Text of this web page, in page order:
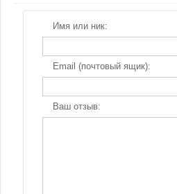
Имя или ник:
Email (почтовый ящик):
Ваш отзыв: